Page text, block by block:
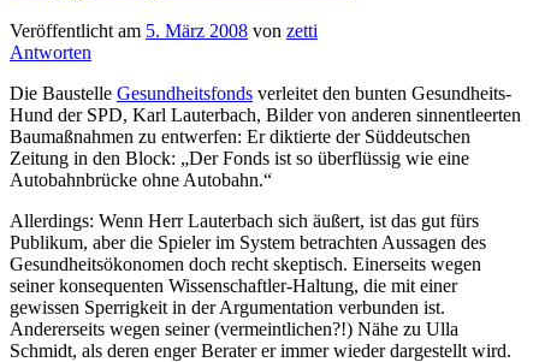
Veröffentlicht am 5. März 2008 von zetti
Antworten
Die Baustelle Gesundheitsfonds verleitet den bunten Gesundheits-
Hund der SPD, Karl Lauterbach, Bilder von anderen sinnentleerten
Baumaßnahmen zu entwerfen: Er diktierte der Süddeutschen
Zeitung in den Block: „Der Fonds ist so überflüssig wie eine
Autobahnbrücke ohne Autobahn.“
Allerdings: Wenn Herr Lauterbach sich äußert, ist das gut fürs
Publikum, aber die Spieler im System betrachten Aussagen des
Gesundheitsökonomen doch recht skeptisch. Einerseits wegen
seiner konsequenten Wissenschaftler-Haltung, die mit einer
gewissen Sperrigkeit in der Argumentation verbunden ist.
Andererseits wegen seiner (vermeintlichen?!) Nähe zu Ulla
Schmidt, als deren enger Berater er immer wieder dargestellt wird.